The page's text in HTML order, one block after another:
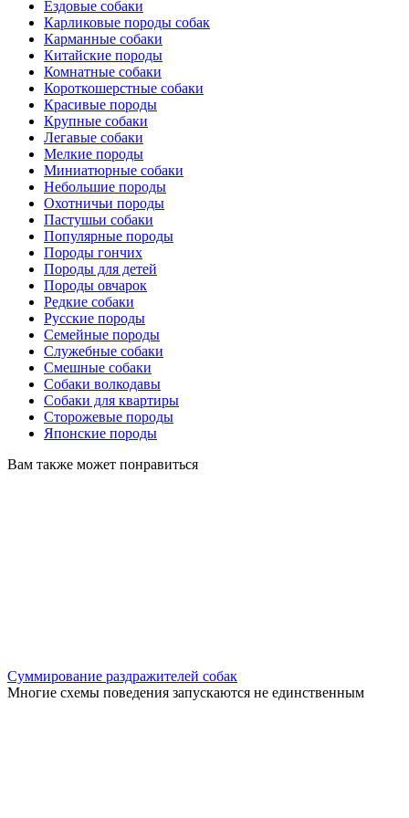
Ездовые собаки
Карликовые породы собак
Карманные собаки
Китайские породы
Комнатные собаки
Короткошерстные собаки
Красивые породы
Крупные собаки
Легавые собаки
Мелкие породы
Миниатюрные собаки
Небольшие породы
Охотничьи породы
Пастушьи собаки
Популярные породы
Породы гончих
Породы для детей
Породы овчарок
Редкие собаки
Русские породы
Семейные породы
Служебные собаки
Смешные собаки
Собаки волкодавы
Собаки для квартиры
Сторожевые породы
Японские породы
Вам также может понравиться
Суммирование раздражителей собак
Многие схемы поведения запускаются не единственным